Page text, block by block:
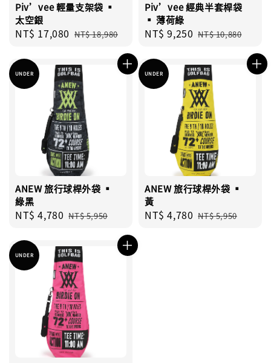
Piv’vee 輕量支架袋 ▪︎
太空銀
Sale
NT$ 17,080 Regular
NT$ 18,980
Piv’vee 經典半套桿袋
▪︎ 薄荷綠
Sale
NT$ 9,250 Regular
NT$ 10,880
UNDER
ANEW 旅行球桿外袋 ▪︎
綠黑
Sale
NT$ 4,780 Regular
NT$ 5,950
UNDER
ANEW 旅行球桿外袋 ▪︎
黃
Sale
NT$ 4,780 Regular
NT$ 5,950
UNDER